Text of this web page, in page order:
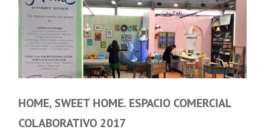
HOME, SWEET HOME. ESPACIO COMERCIAL
COLABORATIVO 2017